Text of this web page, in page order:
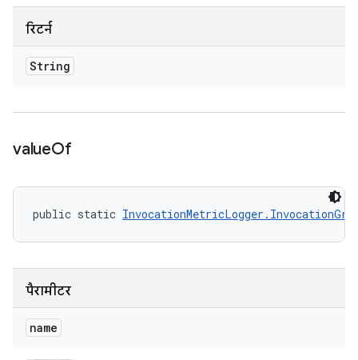
रिटर्न
String
valueOf
public static
पैरामीटर
name